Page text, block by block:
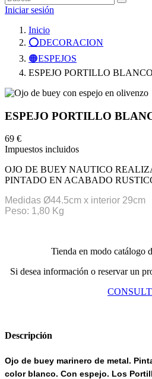
Iniciar sesión
Inicio
⭕️DECORACION
🟠ESPEJOS
ESPEJO PORTILLO BLANCO
ESPEJO PORTILLO
69 €
Impuestos incluidos
OJO DE BUEY NAUTICO
PINTADO EN ACABADO
Medidas Ø44.5cm x interior 29cm
Peso: 1,80 Kg
Tienda en modo catálogo
Si desea información o reservar un
Descripción
Ojo de buey marinero de metal.
color blanco. Con espejo. Los